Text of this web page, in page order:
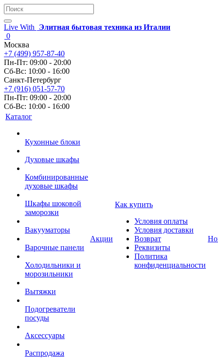
Live With
Элитная бытовая техника из Италии
0
Москва
+7 (499) 957-87-40
Пн-Пт: 09:00 - 20:00
Сб-Вс: 10:00 - 16:00
Санкт-Петербург
+7 (916) 051-57-70
Пн-Пт: 09:00 - 20:00
Сб-Вс: 10:00 - 16:00
Каталог
Кухонные блоки
Духовые шкафы
Комбинированные
духовые шкафы
Шкафы шоковой
заморозки
Вакууматоры
Варочные панели
Холодильники и
морозильники
Вытяжки
Подогреватели
посуды
Аксессуары
Распродажа
Акции
Как купить
Условия оплаты
Условия доставки
Возврат
Реквизиты
Политика
конфиденциальности